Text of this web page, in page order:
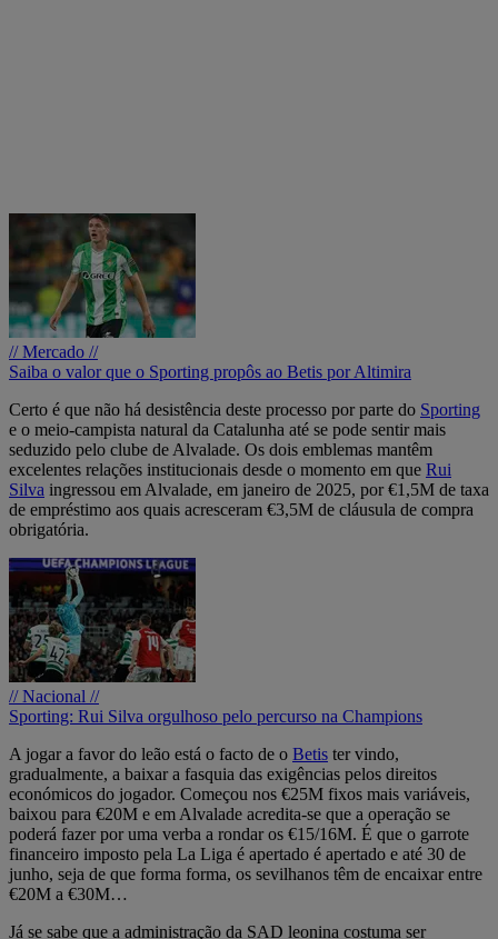
// Mercado //
Saiba o valor que o Sporting propôs ao Betis por Altimira
Certo é que não há desistência deste processo por parte do Sporting
e o meio-campista natural da Catalunha até se pode sentir mais
seduzido pelo clube de Alvalade. Os dois emblemas mantêm
excelentes relações institucionais desde o momento em que Rui
Silva ingressou em Alvalade, em janeiro de 2025, por €1,5M de taxa
de empréstimo aos quais acresceram €3,5M de cláusula de compra
obrigatória.
// Nacional //
Sporting: Rui Silva orgulhoso pelo percurso na Champions
A jogar a favor do leão está o facto de o Betis ter vindo,
gradualmente, a baixar a fasquia das exigências pelos direitos
económicos do jogador. Começou nos €25M fixos mais variáveis,
baixou para €20M e em Alvalade acredita-se que a operação se
poderá fazer por uma verba a rondar os €15/16M. É que o garrote
financeiro imposto pela La Liga é apertado é apertado e até 30 de
junho, seja de que forma forma, os sevilhanos têm de encaixar entre
€20M a €30M…
Já se sabe que a administração da SAD leonina costuma ser